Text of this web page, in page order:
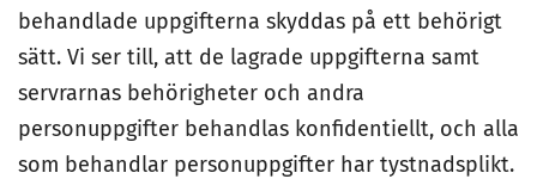
behandlade uppgifterna skyddas på ett behörigt
sätt. Vi ser till, att de lagrade uppgifterna samt
servrarnas behörigheter och andra
personuppgifter behandlas konfidentiellt, och alla
som behandlar personuppgifter har tystnadsplikt.